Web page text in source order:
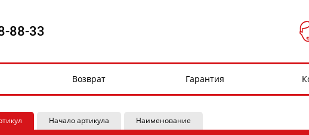
88-33
Возврат Гарантия
Начало артикула Наименование